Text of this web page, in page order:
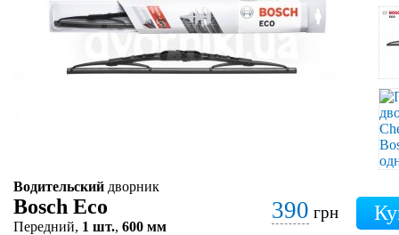
Водительский дворник
Bosch Eco
Передний, 1 шт., 600 мм
390 грн